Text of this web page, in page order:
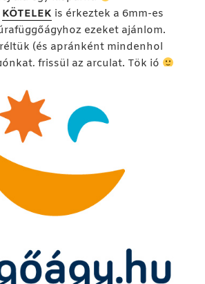
KÖTELEK is érkeztek a 6mm-es
ezeket ajánlom.
(és apránként mindenhol
frissül az arculat. Tök jó